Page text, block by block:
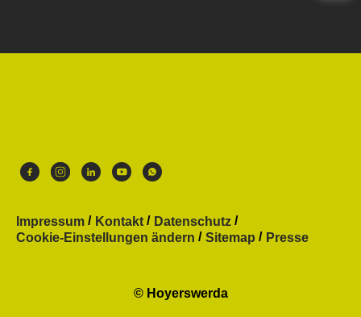
Impressum Kontakt
Datenschutz
Cookie-Einstellungen ändern
Sitemap Presse
© Hoyerswerda